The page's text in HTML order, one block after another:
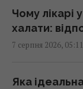
214
у Канаді
Чому лікарі
халати:
7 серпня 2026, 05:11
Яка